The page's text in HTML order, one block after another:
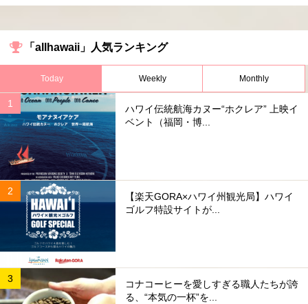
「allhawaii」人気ランキング
Today Weekly Monthly
ハワイ伝統航海カヌー“ホクレア” 上映イ
ベント（福岡・博...
【楽天GORA×ハワイ州観光局】ハワイ
ゴルフ特設サイトが...
コナコーヒーを愛しすぎる職人たちが誇
る、“本気の一杯”を...